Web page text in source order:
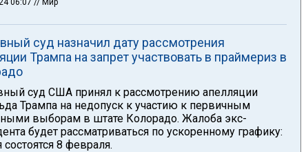
06:07 // Мир
суд назначил дату рассмотрения
Трампа на запрет участвовать в праймериз в
суд США принял к рассмотрению апелляции
Трампа на недопуск к участию к первичным
выборам в штате Колорадо. Жалоба экс-
будет рассматриваться по ускоренному графику:
состоятся 8 февраля.